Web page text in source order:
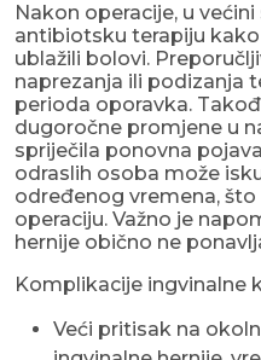
Nakon operacije, u
antibiotsku terapiju
ublažili bolovi.
naprezanja ili podizanja
perioda oporavka.
dugoročne promjene u
spriječila ponovna
odraslih osoba može
određenog vremena,
operaciju. Važno je
hernije obično ne
Komplikacije ingvinalne
Veći pritisak na